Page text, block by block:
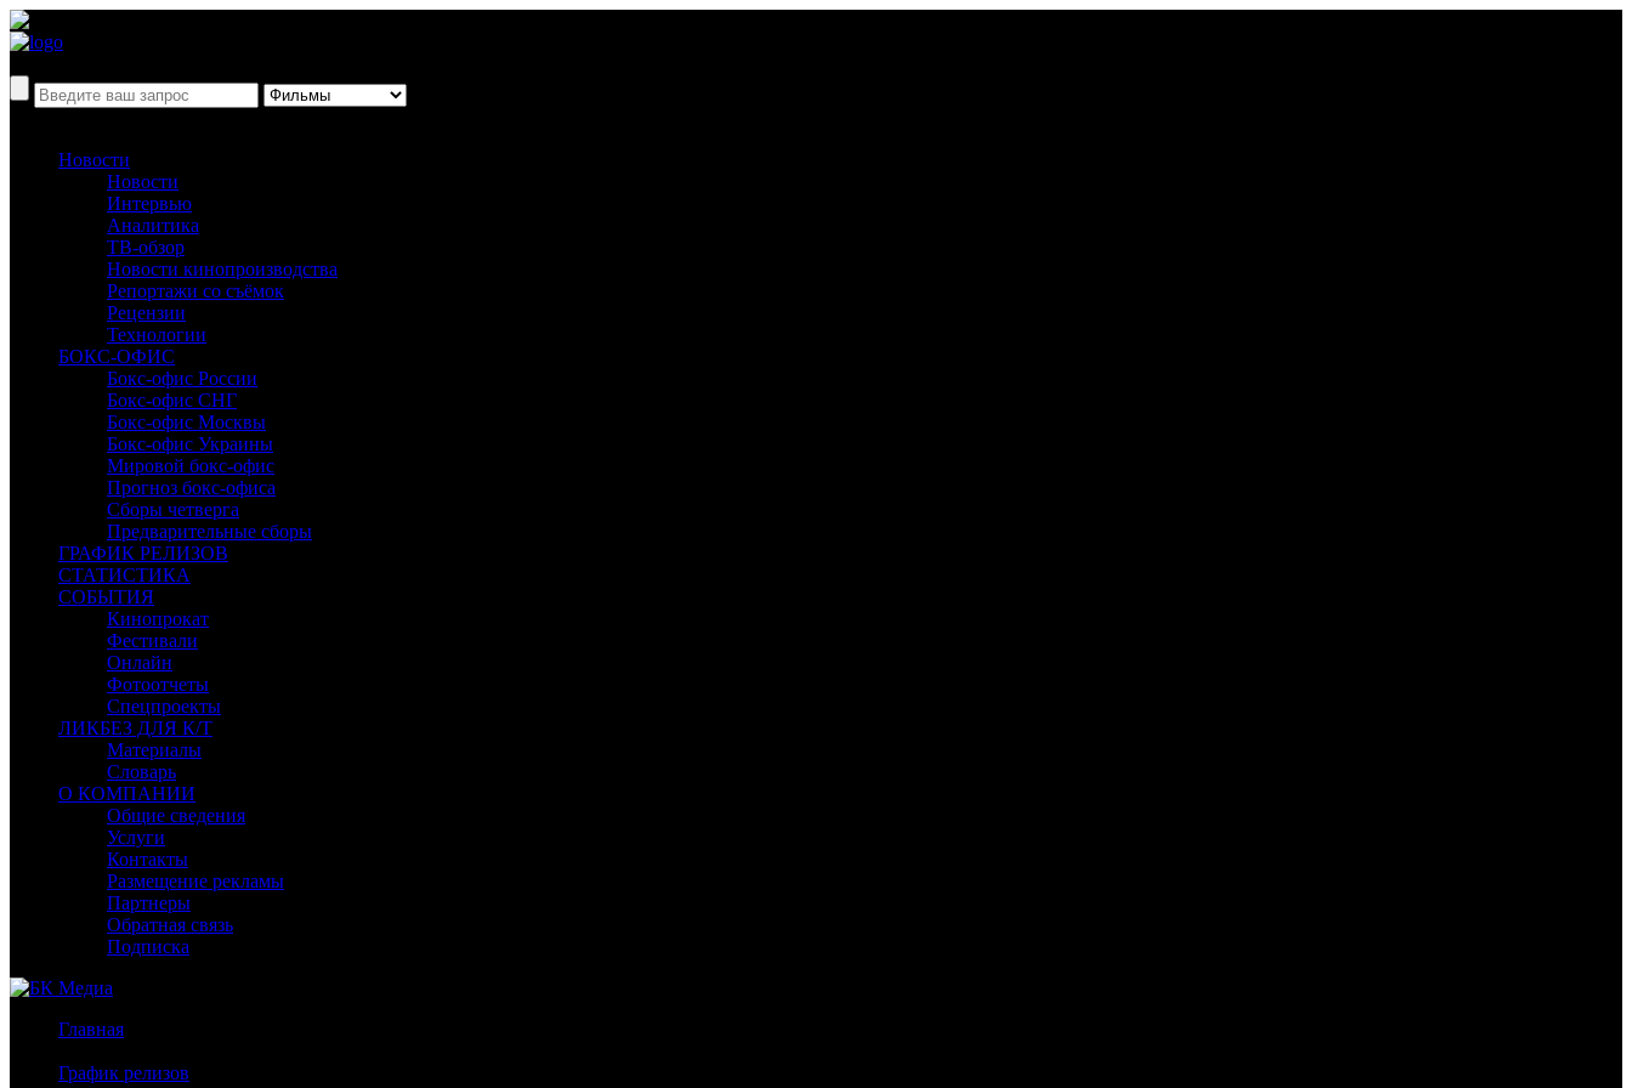
Новости
Новости
Интервью
Аналитика
ТВ-обзор
Новости кинопроизводства
Репортажи со съёмок
Рецензии
Технологии
БОКС-ОФИС
Бокс-офис России
Бокс-офис СНГ
Бокс-офис Москвы
Бокс-офис Украины
Мировой бокс-офис
Прогноз бокс-офиса
Сборы четверга
Предварительные сборы
ГРАФИК РЕЛИЗОВ
СТАТИСТИКА
СОБЫТИЯ
Кинопрокат
Фестивали
Онлайн
Фотоотчеты
Спецпроекты
ЛИКБЕЗ ДЛЯ К/Т
Материалы
Словарь
О КОМПАНИИ
Общие сведения
Услуги
Контакты
Размещение рекламы
Партнеры
Обратная связь
Подписка
Главная
График релизов